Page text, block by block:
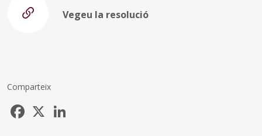
Vegeu la resolució
Comparteix
Facebook